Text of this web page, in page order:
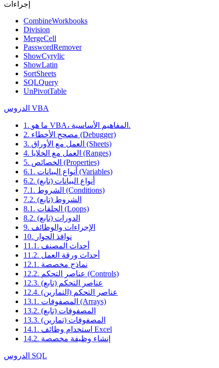
إجراءات
CombineWorkbooks
Division
MergeCell
PasswordRemover
ShowCyrylic
ShowLatin
SortSheets
SQLQuery
UnPivotTable
الدروس VBA
1. ما هو VBA، المفاهيم الأساسية.
2. مصحح الأخطاء (Debugger)
3. العمل مع الأوراق (Sheets)
4. العمل مع الخلايا (Ranges)
5. الخصائص (Properties)
6.1. أنواع البيانات (Variables)
6.2. أنواع البيانات (تابع)
7.1. الشروط (Conditions)
7.2. الشروط (تابع)
8.1. الحلقات (Loops)
8.2. الدورات (تابع)
9. الإجراءات والوظائف
10. نوافذ الحوار
11.1. أحداث المصنف
11.2. أحداث ورقة العمل
12.1. نماذج مخصصة
12.2. عناصر التحكم (Controls)
12.3. عناصر التحكم (تابع)
12.4. عناصر التحكم (التمارين)
13.1. المصفوفات (Arrays)
13.2. المصفوفات (تابع)
13.3. المصفوفات (تمارين)
14.1. استخدام وظائف Excel
14.2. إنشاء وظيفة مخصصة
الدروس SQL